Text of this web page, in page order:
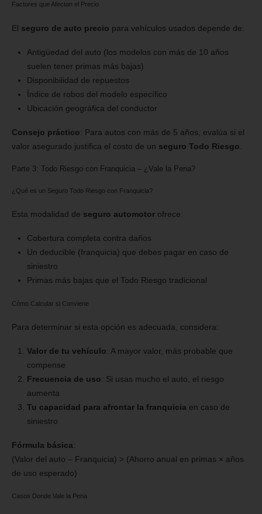
Factores que Afectan el Precio
El seguro de auto precio para vehículos usados depende de:
Antigüedad del auto (los modelos con más de 10 años
suelen tener primas más bajas)
Disponibilidad de repuestos
Índice de robos del modelo específico
Ubicación geográfica del conductor
Consejo práctico: Para autos con más de 5 años, evalúa si el
valor asegurado justifica el costo de un seguro Todo Riesgo
Parte 3: Todo Riesgo con Franquicia – ¿Vale la Pena?
¿Qué es un Seguro Todo Riesgo con Franquicia?
Esta modalidad de seguro automotor ofrece:
Cobertura completa contra daños
Un deducible (franquicia) que debes pagar en caso de
siniestro
Primas más bajas que el Todo Riesgo tradicional
Cómo Calcular si Conviene
Para determinar si esta opción es adecuada, considera:
Valor de tu vehículo: A mayor valor, más probable que
compense
Frecuencia de uso: Si usas mucho el auto, el riesgo
aumenta
Tu capacidad para afrontar la franquicia en caso de
siniestro
Fórmula básica:
(Valor del auto – Franquicia) > (Ahorro anual en primas × años
de uso esperado)
Casos Donde Vale la Pena